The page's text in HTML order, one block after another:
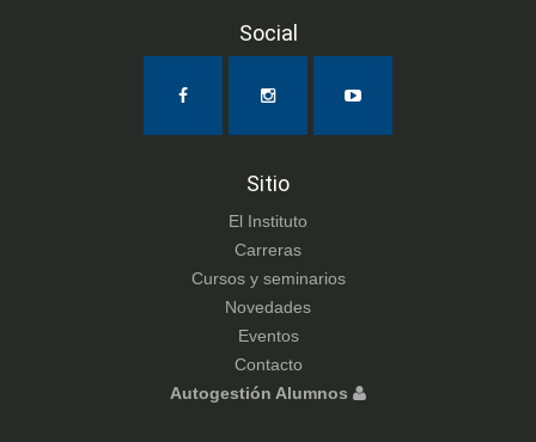
Social
Sitio
El Instituto
Carreras
Cursos y seminarios
Novedades
Eventos
Contacto
Autogestión Alumnos